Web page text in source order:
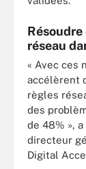
réseau
« Avec ces
accélèrent
règles
des
de 48% »,
directeur
Digital